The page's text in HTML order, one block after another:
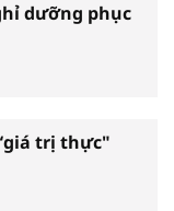
dưỡng phục
trị thực"